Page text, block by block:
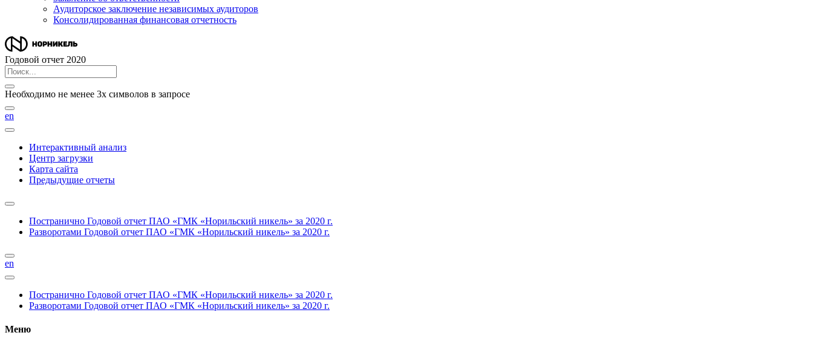
Аудиторское заключение независимых аудиторов
Консолидированная финансовая отчетность
Годовой отчет 2020
Необходимо не менее 3х символов в запросе
en
Интерактивный анализ
Центр загрузки
Карта сайта
Предыдущие отчеты
Постранично Годовой отчет ПАО «ГМК «Норильский никель» за 2020 г.
Разворотами Годовой отчет ПАО «ГМК «Норильский никель» за 2020 г.
en
Постранично Годовой отчет ПАО «ГМК «Норильский никель» за 2020 г.
Разворотами Годовой отчет ПАО «ГМК «Норильский никель» за 2020 г.
Меню